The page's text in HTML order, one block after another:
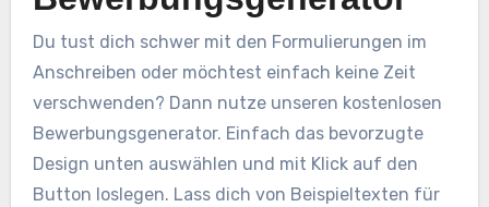
Du tust dich schwer mit den Formulierungen im
Anschreiben oder möchtest einfach keine Zeit
verschwenden? Dann nutze unseren kostenlosen
Bewerbungsgenerator. Einfach das bevorzugte
Design unten auswählen und mit Klick auf den
Button loslegen. Lass dich von Beispieltexten für